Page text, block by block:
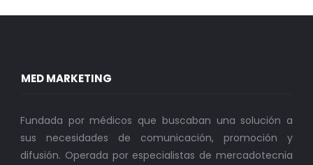
MED MARKETING
Fundada por médicos que buscaban una solución a
sus necesidades de comunicación, promoción y
difusión. Operada por especialistas de mercadotecnia